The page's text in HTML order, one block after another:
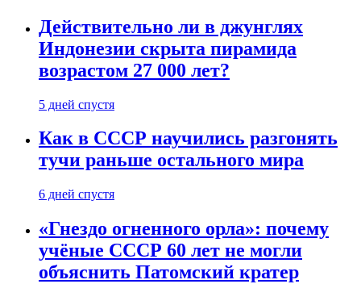
Действительно ли в джунглях
Индонезии скрыта пирамида
возрастом 27 000 лет?
5 дней спустя
Как в СССР научились разгонять
тучи раньше остального мира
6 дней спустя
«Гнездо огненного орла»: почему
учёные СССР 60 лет не могли
объяснить Патомский кратер